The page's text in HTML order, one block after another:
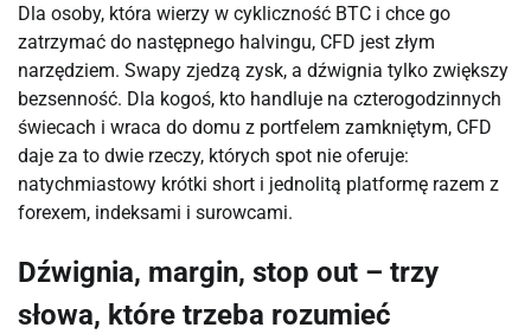
Dla osoby, która wierzy w cykliczność BTC i chce go
zatrzymać do następnego halvingu, CFD jest złym
narzędziem. Swapy zjedzą zysk, a dźwignia tylko zwiększy
bezsenność. Dla kogoś, kto handluje na czterogodzinnych
świecach i wraca do domu z portfelem zamkniętym, CFD
daje za to dwie rzeczy, których spot nie oferuje:
natychmiastowy krótki short i jednolitą platformę razem z
forexem, indeksami i surowcami.
Dźwignia, margin, stop out – trzy
słowa, które trzeba rozumieć